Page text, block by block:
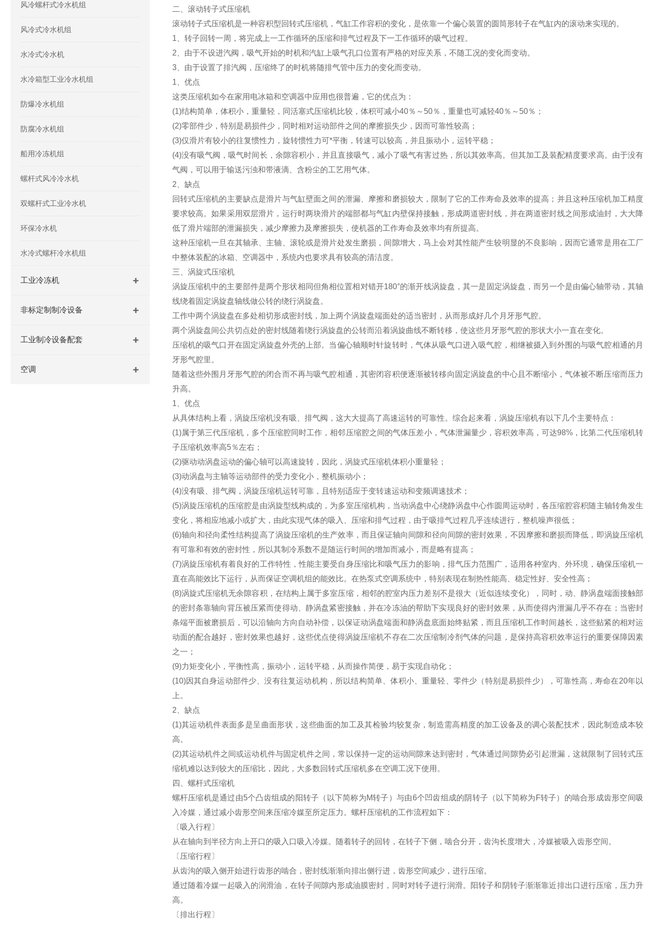
风冷螺杆式冷水机组
风冷式冷水机组
水冷式冷水机
水冷箱型工业冷水机组
防爆冷水机组
防腐冷水机组
船用冷冻机组
螺杆式风冷冷水机
双螺杆式工业冷水机
环保冷水机
水冷式螺杆冷水机组
工业冷冻机
非标定制制冷设备
工业制冷设备配套
空调
二、滚动转子式压缩机
滚动转子式压缩机是一种容积型回转式压缩机，气缸工作容积的变化，是依靠一个偏心装置的圆筒形转子在气缸内的滚动来实现的。
1、转子回转一周，将完成上一工作循环的压缩和排气过程及下一工作循环的吸气过程。
2、由于不设进汽阀，吸气开始的时机和汽缸上吸气孔口位置有严格的对应关系，不随工况的变化而变动。
3、由于设置了排汽阀，压缩终了的时机将随排气管中压力的变化而变动。
1、优点
这类压缩机如今在家用电冰箱和空调器中应用也很普遍，它的优点为：
(1)结构简单，体积小，重量轻，同活塞式压缩机比较，体积可减小40％～50％，重量也可减轻40％～50％；
(2)零部件少，特别是易损件少，同时相对运动部件之间的摩擦损失少，因而可靠性较高；
(3)仅滑片有较小的往复惯性力，旋转惯性力可*平衡，转速可以较高，并且振动小，运转平稳；
(4)没有吸气阀，吸气时间长，余隙容积小，并且直接吸气，减小了吸气有害过热，所以其效率高。但其加工及装配精度要求高。由于没有
气阀，可以用于输送污浊和带液滴、含粉尘的工艺用气体。
2、缺点
回转式压缩机的主要缺点是滑片与气缸壁面之间的泄漏、摩擦和磨损较大，限制了它的工作寿命及效率的提高；并且这种压缩机加工精度
要求较高。如果采用双层滑片，运行时两块滑片的端部都与气缸内壁保持接触，形成两道密封线，并在两道密封线之间形成油封，大大降
低了滑片端部的泄漏损失，减少摩擦力及摩擦损失，使机器的工作寿命及效率均有所提高。
这种压缩机一旦在其轴承、主轴、滚轮或是滑片处发生磨损，间隙增大，马上会对其性能产生较明显的不良影响，因而它通常是用在工厂
中整体装配的冰箱、空调器中，系统内也要求具有较高的清洁度。
三、涡旋式压缩机
涡旋压缩机中的主要部件是两个形状相同但角相位置相对错开180°的渐开线涡旋盘，其一是固定涡旋盘，而另一个是由偏心轴带动，其轴
线绕着固定涡旋盘轴线做公转的绕行涡旋盘。
工作中两个涡旋盘在多处相切形成密封线，加上两个涡旋盘端面处的适当密封，从而形成好几个月牙形气腔。
两个涡旋盘间公共切点处的密封线随着绕行涡旋盘的公转而沿着涡旋曲线不断转移，使这些月牙形气腔的形状大小一直在变化。
压缩机的吸气口开在固定涡旋盘外壳的上部。当偏心轴顺时针旋转时，气体从吸气口进入吸气腔，相继被摄入到外围的与吸气腔相通的月
牙形气腔里。
随着这些外围月牙形气腔的闭合而不再与吸气腔相通，其密闭容积便逐渐被转移向固定涡旋盘的中心且不断缩小，气体被不断压缩而压力
升高。
1、优点
从具体结构上看，涡旋压缩机没有吸、排气阀，这大大提高了高速运转的可靠性。综合起来看，涡旋压缩机有以下几个主要特点：
(1)属于第三代压缩机，多个压缩腔同时工作，相邻压缩腔之间的气体压差小，气体泄漏量少，容积效率高，可达98%，比第二代压缩机转
子压缩机效率高5％左右；
(2)驱动动涡盘运动的偏心轴可以高速旋转，因此，涡旋式压缩机体积小重量轻；
(3)动涡盘与主轴等运动部件的受力变化小，整机振动小；
(4)没有吸、排气阀，涡旋压缩机运转可靠，且特别适应于变转速运动和变频调速技术；
(5)涡旋压缩机的压缩腔是由涡旋型线构成的，为多室压缩机构，当动涡盘中心绕静涡盘中心作圆周运动时，各压缩腔容积随主轴转角发生
变化，将相应地减小或扩大，由此实现气体的吸入、压缩和排气过程，由于吸排气过程几乎连续进行，整机噪声很低；
(6)轴向和径向柔性结构提高了涡旋压缩机的生产效率，而且保证轴向间隙和径向间隙的密封效果，不因摩擦和磨损而降低，即涡旋压缩机
有可靠和有效的密封性，所以其制冷系数不是随运行时间的增加而减小，而是略有提高；
(7)涡旋压缩机有着良好的工作特性，性能主要受自身压缩比和吸气压力的影响，排气压力范围广，适用各种室内、外环境，确保压缩机一
直在高能效比下运行，从而保证空调机组的能效比。在热泵式空调系统中，特别表现在制热性能高、稳定性好、安全性高；
(8)涡旋式压缩机无余隙容积，在结构上属于多室压缩，相邻的腔室内压力差别不是很大（近似连续变化），同时，动、静涡盘端面接触部
的密封条靠轴向背压被压紧而使得动、静涡盘紧密接触，并在冷冻油的帮助下实现良好的密封效果，从而使得内泄漏几乎不存在；当密封
条端平面被磨损后，可以沿轴向方向自动补偿，以保证动涡盘端面和静涡盘底面始终贴紧，而且压缩机工作时间越长，这些贴紧的相对运
动面的配合越好，密封效果也越好，这些优点使得涡旋压缩机不存在二次压缩制冷剂气体的问题，是保持高容积效率运行的重要保障因素
之一；
(9)力矩变化小，平衡性高，振动小，运转平稳，从而操作简便，易于实现自动化；
(10)因其自身运动部件少、没有往复运动机构，所以结构简单、体积小、重量轻、零件少（特别是易损件少），可靠性高，寿命在20年以
上。
2、缺点
(1)其运动机件表面多是呈曲面形状，这些曲面的加工及其检验均较复杂，制造需高精度的加工设备及的调心装配技术，因此制造成本较
高。
(2)其运动机件之间或运动机件与固定机件之间，常以保持一定的运动间隙来达到密封，气体通过间隙势必引起泄漏，这就限制了回转式压
缩机难以达到较大的压缩比，因此，大多数回转式压缩机多在空调工况下使用。
四、螺杆式压缩机
螺杆压缩机是通过由5个凸齿组成的阳转子（以下简称为M转子）与由6个凹齿组成的阴转子（以下简称为F转子）的啮合形成齿形空间吸
入冷媒，通过减小齿形空间来压缩冷媒至所定压力。螺杆压缩机的工作流程如下：
〔吸入行程〕
从在轴向到半径方向上开口的吸入口吸入冷媒。随着转子的回转，在转子下侧，啮合分开，齿沟长度增大，冷媒被吸入齿形空间。
〔压缩行程〕
从齿沟的吸入侧开始进行齿形的啮合，密封线渐渐向排出侧行进，齿形空间减少，进行压缩。
通过随着冷媒一起吸入的润滑油，在转子间隙内形成油膜密封，同时对转子进行润滑。阳转子和阴转子渐渐靠近排出口进行压缩，压力升
高。
〔排出行程〕